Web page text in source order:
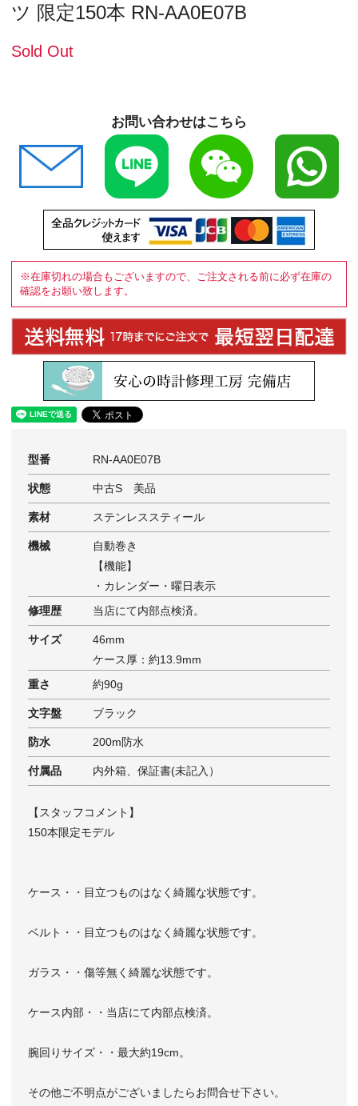
ツ 限定150本 RN-AA0E07B
Sold Out
お問い合わせはこちら
※在庫切れの場合もございますので、ご注文される前に必ず在庫の
確認をお願い致します。
型番 RN-AA0E07B
状態 中古S 美品
素材 ステンレススティール
機械
自動巻き
【機能】
・カレンダー・曜日表示
修理歴
当店にて内部点検済。
サイズ
46mm
ケース厚：約13.9mm
重さ
約90g
文字盤 ブラック
防水 200m防水
付属品 内外箱、保証書(未記入）
【スタッフコメント】
150本限定モデル
ケース・・目立つものはなく綺麗な状態です。
ベルト・・目立つものはなく綺麗な状態です。
ガラス・・傷等無く綺麗な状態です。
ケース内部・・当店にて内部点検済。
腕回りサイズ・・最大約19cm。
その他ご不明点がございましたらお問合せ下さい。